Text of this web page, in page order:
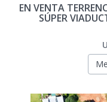
EN VENTA
SÚPER